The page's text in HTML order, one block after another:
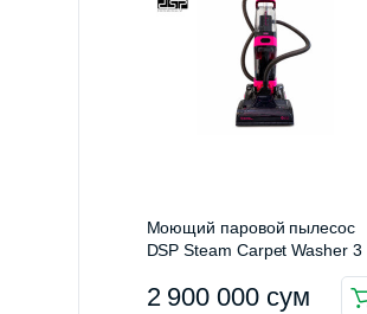
Моющий паровой пылесос
DSP Steam Carpet Washer 3 в
2 900 000 сум